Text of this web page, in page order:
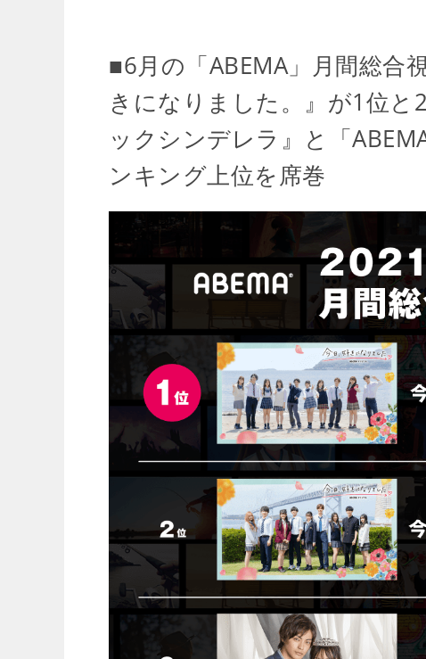
■6月の「ABEMA」月間総合
きになりました。』が1位
ックシンデレラ』と「
ンキング上位を席巻